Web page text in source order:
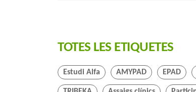
TOTES LES ETIQUETES
Estudi Alfa AMYPAD EPAD